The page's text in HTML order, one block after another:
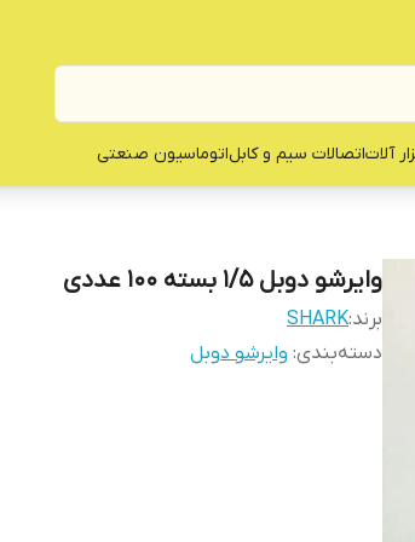
آلاتاتصالات سیم و کابلاتوماسیون صنعتی
وایرشو دوبل 1/5 بسته 100 عددی
برند:SHARK
دسته‌بندی: وایرشو دوبل